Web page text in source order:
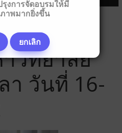
ผ่าน
วิทยาลัย
า วันที่ 16-
รุงการจัดอบรมให้มี
าพมากยิ่งขึ้น
ยกเลิก